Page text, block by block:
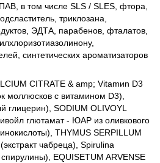
в том числе SLS / SLES, фтора,
триклозана,
ЭДТА, парабенов, фталатов,
синтетических ароматизаторов
CITRATE & amp; Vitamиn D3
моллюсков с витамином D3),
глицерин), SODIUM OLIVOYL
глютамат - ЮАР из оливкового
THYMUS SERPILLUM
чабреца), Spirulina
EQUISETUM ARVENSE